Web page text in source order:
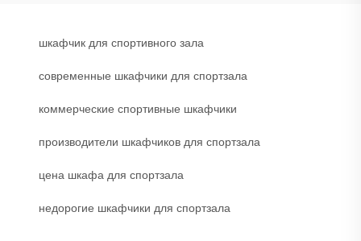
шкафчик для спортивного зала
современные шкафчики для спортзала
коммерческие спортивные шкафчики
производители шкафчиков для спортзала
цена шкафа для спортзала
недорогие шкафчики для спортзала